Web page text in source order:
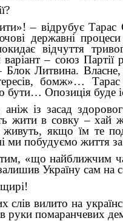
– відрубує
державні
відчуття
– союз
Блок Литвина.
бомж»…
бути… Опозиція буде
із засад
жити в совку –
якщо їм те
ми побудуємо життя
«що найближчим
Україну сам на
щирі!
слів вилито на
руки помаранчевих